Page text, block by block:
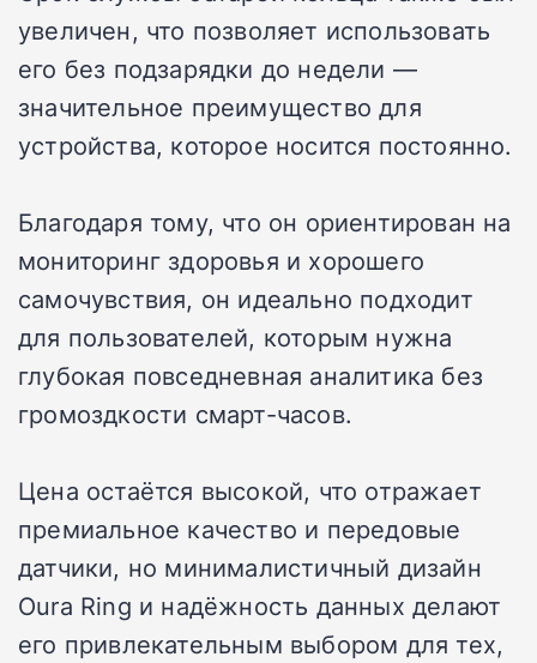
увеличен, что позволяет использовать
его без подзарядки до недели —
значительное преимущество для
устройства, которое носится постоянно.
Благодаря тому, что он ориентирован на
мониторинг здоровья и хорошего
самочувствия, он идеально подходит
для пользователей, которым нужна
глубокая повседневная аналитика без
громоздкости смарт-часов.
Цена остаётся высокой, что отражает
премиальное качество и передовые
датчики, но минималистичный дизайн
Oura Ring и надёжность данных делают
его привлекательным выбором для тех,